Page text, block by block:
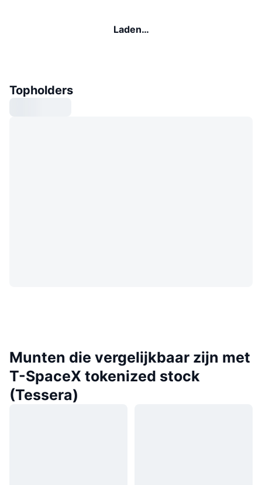
Laden…
Topholders
Munten die vergelijkbaar zijn met
T-SpaceX tokenized stock
(Tessera)